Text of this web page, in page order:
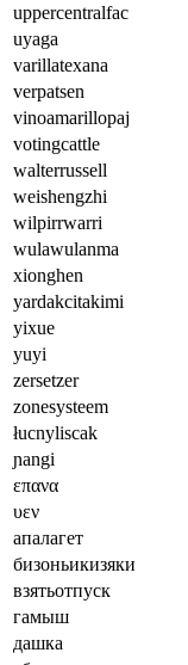
uppercentralfac
uyaga
varillatexana
verpatsen
vinoamarillopaj
votingcattle
walterrussell
weishengzhi
wilpirrwarri
wulawulanma
xionghen
yardakcitakimi
yixue
yuyi
zersetzer
zonesysteem
łucnyliscak
ɲangi
επανα
υεν
апалагет
бизоньикизяки
взятьотпуск
гамыш
дашка